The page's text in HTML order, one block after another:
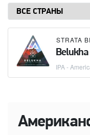
STRATA
Belukha
IPA -